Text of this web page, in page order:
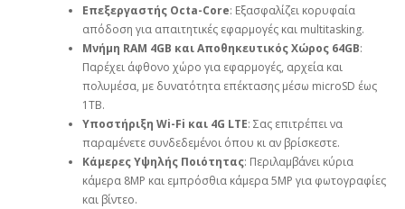
Επεξεργαστής Octa-Core: Εξασφαλίζει κορυφαία
απόδοση για απαιτητικές εφαρμογές και multitasking.
Μνήμη RAM 4GB και Αποθηκευτικός Χώρος 64GB:
Παρέχει άφθονο χώρο για εφαρμογές, αρχεία και
πολυμέσα, με δυνατότητα επέκτασης μέσω microSD έως
1TB.
Υποστήριξη Wi-Fi και 4G LTE: Σας επιτρέπει να
παραμένετε συνδεδεμένοι όπου κι αν βρίσκεστε.
Κάμερες Υψηλής Ποιότητας: Περιλαμβάνει κύρια
κάμερα 8MP και εμπρόσθια κάμερα 5MP για φωτογραφίες
και βίντεο.